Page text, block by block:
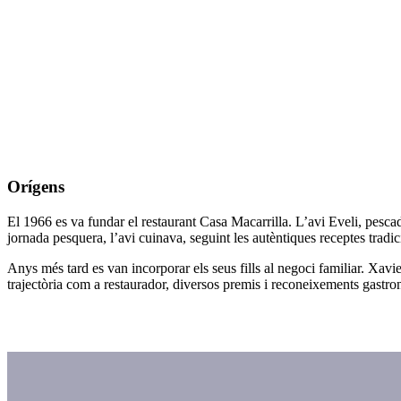
Orígens
El 1966 es va fundar el restaurant Casa Macarrilla. L’avi Eveli,
jornada pesquera, l’avi cuinava, seguint les autèntiques receptes
Anys més tard es van incorporar els seus fills al negoci familiar.
trajectòria com a restaurador, diversos premis i reconeixements